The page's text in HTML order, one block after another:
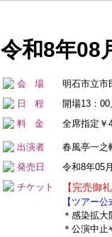
令和8年08
会場
明石市立市
日程
開場13：
料金
全席指定￥
出演者
春風亭一之
発売日
令和8年05
チケット
【完売御礼
【ツアー
＊感染拡
＊公演中